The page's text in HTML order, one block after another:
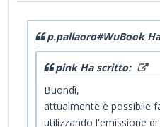
p.pallaoro#WuBook
pink Ha scritto:
Buondì,
attualmente è possibile
utilizzando l'emissione